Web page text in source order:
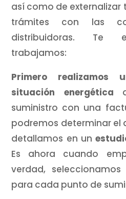
así como de externalizar
trámites con las
distribuidoras. Te
trabajamos:
Primero
situación energética
suministro con una
podremos determinar el
detallamos en un
Es ahora cuando
verdad,
para cada punto de